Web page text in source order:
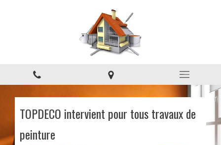
TOPDECO intervient pour tous travaux de
peinture